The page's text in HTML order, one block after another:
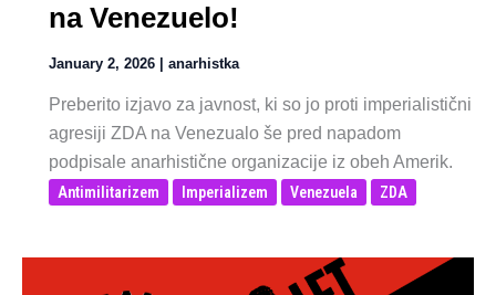
na Venezuelo!
January 2, 2026 | anarhistka
Preberito izjavo za javnost, ki so jo proti imperialistični
agresiji ZDA na Venezualo še pred napadom
podpisale anarhistične organizacije iz obeh Amerik.
Antimilitarizem Imperializem Venezuela ZDA